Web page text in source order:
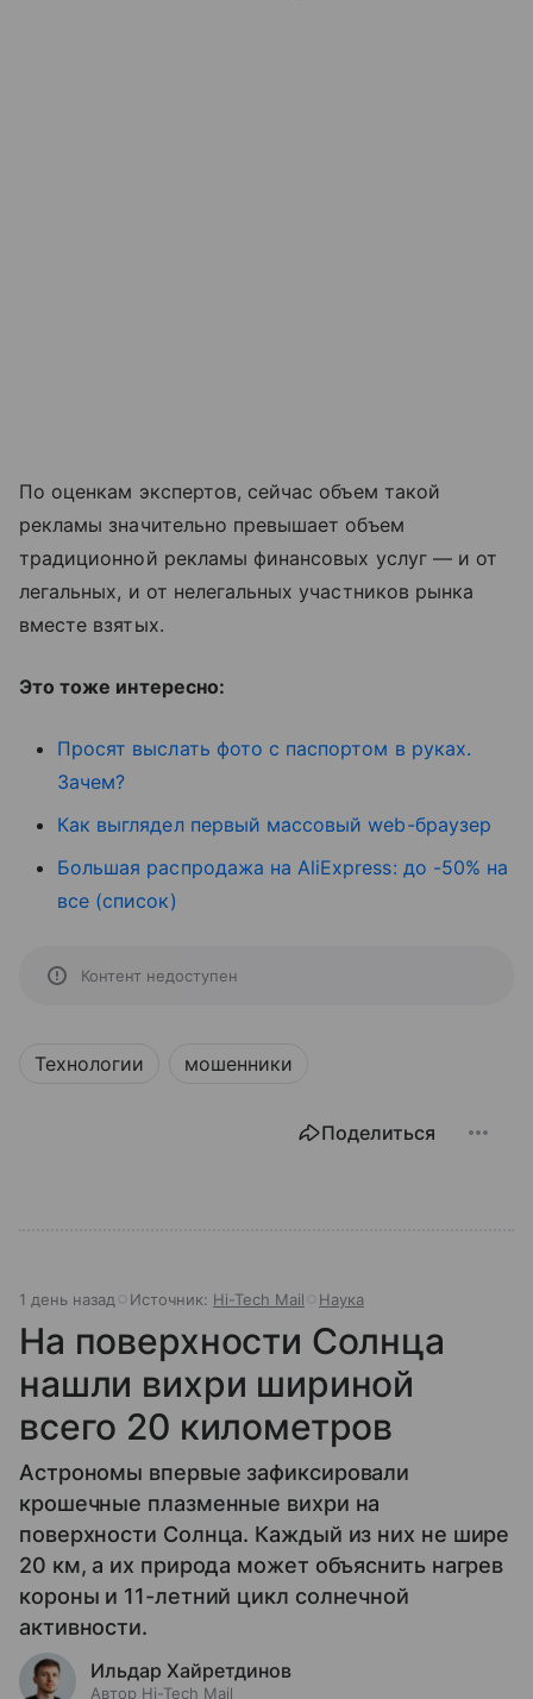
По оценкам экспертов, сейчас объем такой
рекламы значительно превышает объем
традиционной рекламы финансовых услуг — и от
легальных, и от нелегальных участников рынка
вместе взятых.
Это тоже интересно:
Просят выслать фото с паспортом в руках.
Зачем?
Как выглядел первый массовый web-браузер
Большая распродажа на AliExpress: до -50% на
все (список)
Контент недоступен
Технологии мошенники
Поделиться
1 день назад Источник: Hi-Tech Mail Наука
На поверхности Солнца
нашли вихри шириной
всего 20 километров
Астрономы впервые зафиксировали
крошечные плазменные вихри на
поверхности Солнца. Каждый из них не шире
20 км, а их природа может объяснить нагрев
короны и 11-летний цикл солнечной
активности.
Ильдар Хайретдинов
Автор Hi-Tech Mail